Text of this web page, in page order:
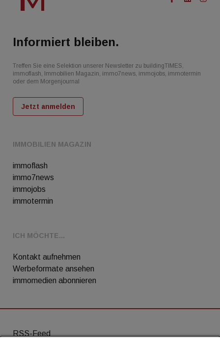
IMMOBILIEN MAGAZIN
immoflash
immo7news
immojobs
immotermin
ICH MÖCHTE...
Kontakt aufnehmen
Werbeformate ansehen
immomedien abonnieren
Informiert bleiben.
Treffen Sie eine Selektion unserer Newsletter zu buildingTIMES,
immoflash, Immobilien Magazin, immo7news, immojobs, immotermin
oder dem Morgenjournal
Jetzt anmelden
RSS-Feed